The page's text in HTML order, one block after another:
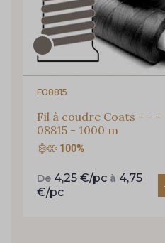
45 - Violette
61 - Chocolat
42 - Oeillet
43 - Fuchsia
F08815
Fil à coudre Coats - - -
08815 - 1000 m
100%
De 4,25 €/pc à 4,75
€/pc